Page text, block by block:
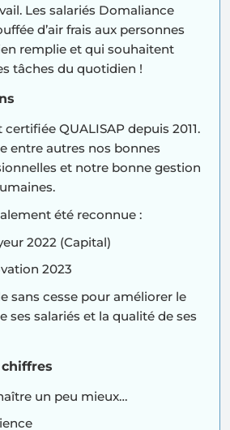
Les salariés Domaliance
d’air frais aux personnes
remplie et qui souhaitent
tâches du quotidien !
certifiée QUALISAP depuis 2011.
entre autres nos bonnes
et notre bonne gestion
été reconnue :
2022 (Capital)
2023
sans cesse pour améliorer le
ses salariés et la qualité de ses
un peu mieux…